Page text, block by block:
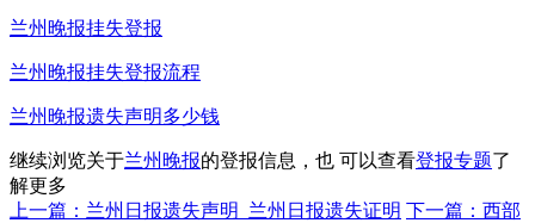
兰州晚报挂失登报
兰州晚报挂失登报流程
兰州晚报遗失声明多少钱
继续浏览关于兰州晚报的登报信息，也 可以查看登报专题了
解更多
上一篇：兰州日报遗失声明_兰州日报遗失证明 下一篇：西部